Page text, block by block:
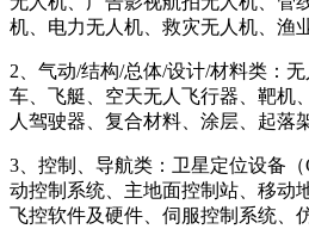
机、电力无人机、救灾无人机、渔
2、气动/结构/总体/设计/材料类：
车、飞艇、空天无人飞行器、靶机
人驾驶器、复合材料、涂层、起落
3、控制、导航类：卫星定位设备（
动控制系统、主地面控制站、移动
飞控软件及硬件、伺服控制系统、